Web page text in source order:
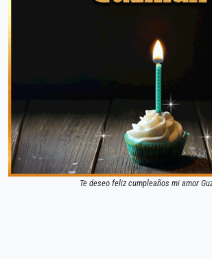
Te deseo feliz cumpleaños mi amor